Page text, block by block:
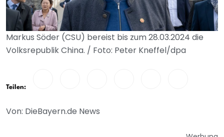
Markus Söder (CSU) bereist bis zum 28.03.2024 die
Volksrepublik China. / Foto: Peter Kneffel/dpa
Teilen:
Von: DieBayern.de News